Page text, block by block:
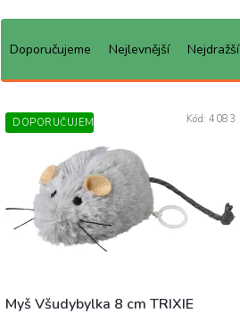
Ř
e
d
Doporučujeme Nejlevnější Nejdražší
V
ý
p
k
DOPORUČUJEME
Myš Všudybylka 8 cm TRIXIE
Kód:4083